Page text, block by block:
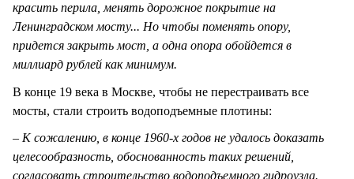
красить перила, менять дорожное покрытие на
Ленинградском мосту... Но чтобы поменять опору,
придется закрыть мост, а одна опора обойдется в
миллиард рублей как минимум.
В конце 19 века в Москве, чтобы не перестраивать все
мосты, стали строить водоподъемные плотины:
– К сожалению, в конце 1960-х годов не удалось доказать
целесообразность, обоснованность таких решений,
согласовать строительство водоподъемного гидроузла.